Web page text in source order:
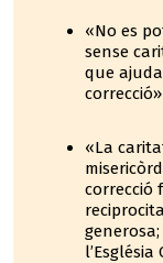
«No es
sense
que
«La
correcció
l’Església